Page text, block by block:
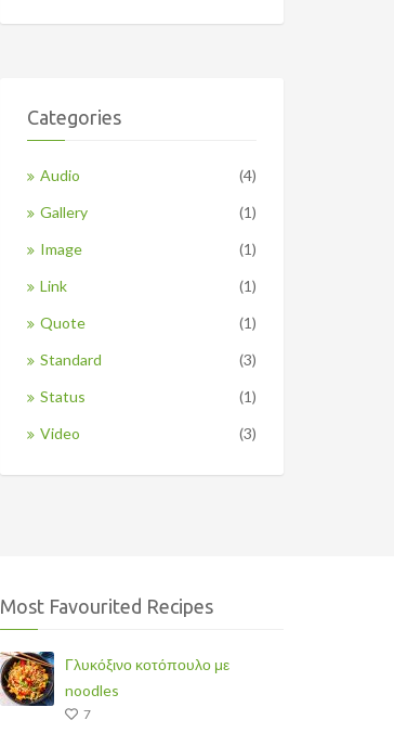
Categories
Audio
(4)
Gallery
(1)
Image
(1)
Link
(1)
Quote
(1)
Standard
(3)
Status
(1)
Video
(3)
Most Favourited Recipes
Γλυκόξινο κοτόπουλο με
noodles
7